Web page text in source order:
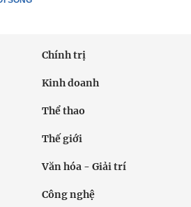
Chính trị
Kinh doanh
Thể thao
Thế giới
Văn hóa - Giải trí
Công nghệ